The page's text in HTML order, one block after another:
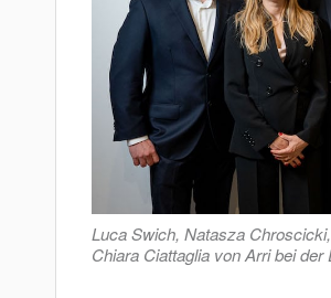
Luca Swich, Natasza
Chiara Ciattaglia von Arri bei der